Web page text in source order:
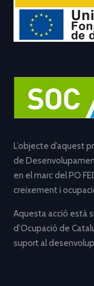
L’objecte d’aquest
de
en el marc del PO
creixement i
Aquesta acció està
d’Ocupació de
suport al